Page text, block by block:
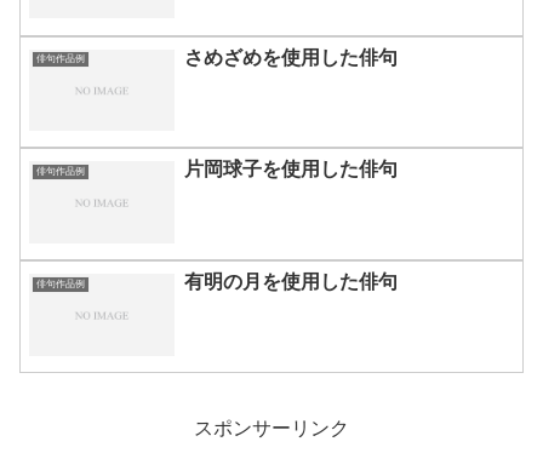
俳句作品例 さめざめを使用した俳句
俳句作品例 片岡球子を使用した俳句
俳句作品例 有明の月を使用した俳句
スポンサーリンク